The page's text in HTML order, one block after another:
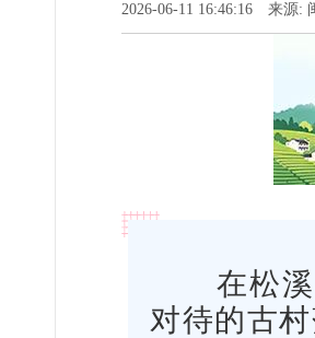
2026-06-11 16:46:16 来源
在松溪
对待的古村